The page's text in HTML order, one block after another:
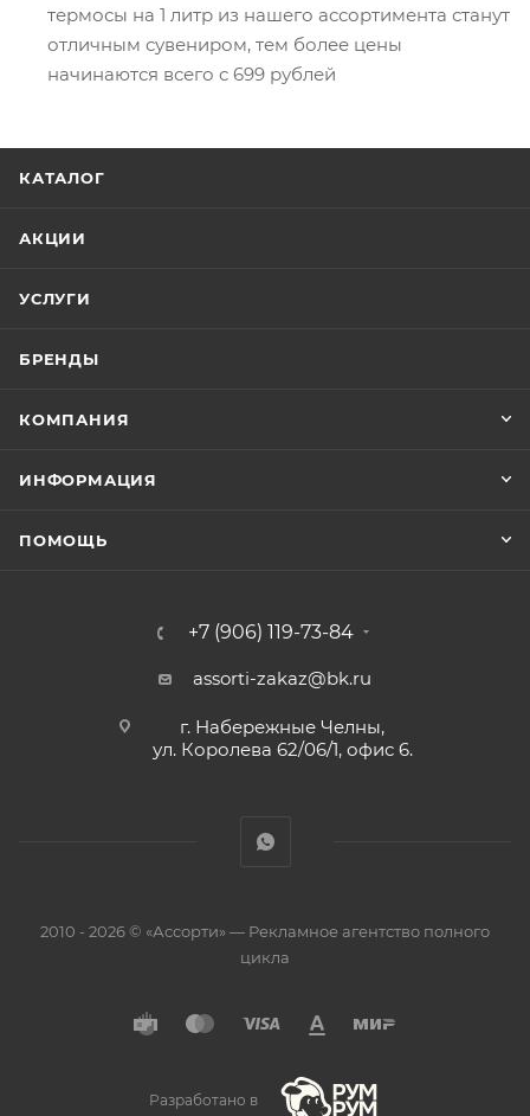
термосы на 1 литр из нашего ассортимента станут
отличным сувениром, тем более цены
начинаются всего с 699 рублей
КАТАЛОГ
АКЦИИ
УСЛУГИ
БРЕНДЫ
КОМПАНИЯ
ИНФОРМАЦИЯ
ПОМОЩЬ
+7 (906) 119-73-84
assorti-zakaz@bk.ru
г. Набережные Челны,
ул. Королева 62/06/1, офис 6.
2010 - 2026 © «Ассорти» — Рекламное агентство полного
цикла
Разработано в